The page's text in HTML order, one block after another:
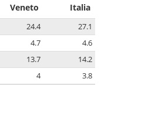
Veneto Italia
24.4
27.1
4.7
4.6
13.7
14.2
4 3.8